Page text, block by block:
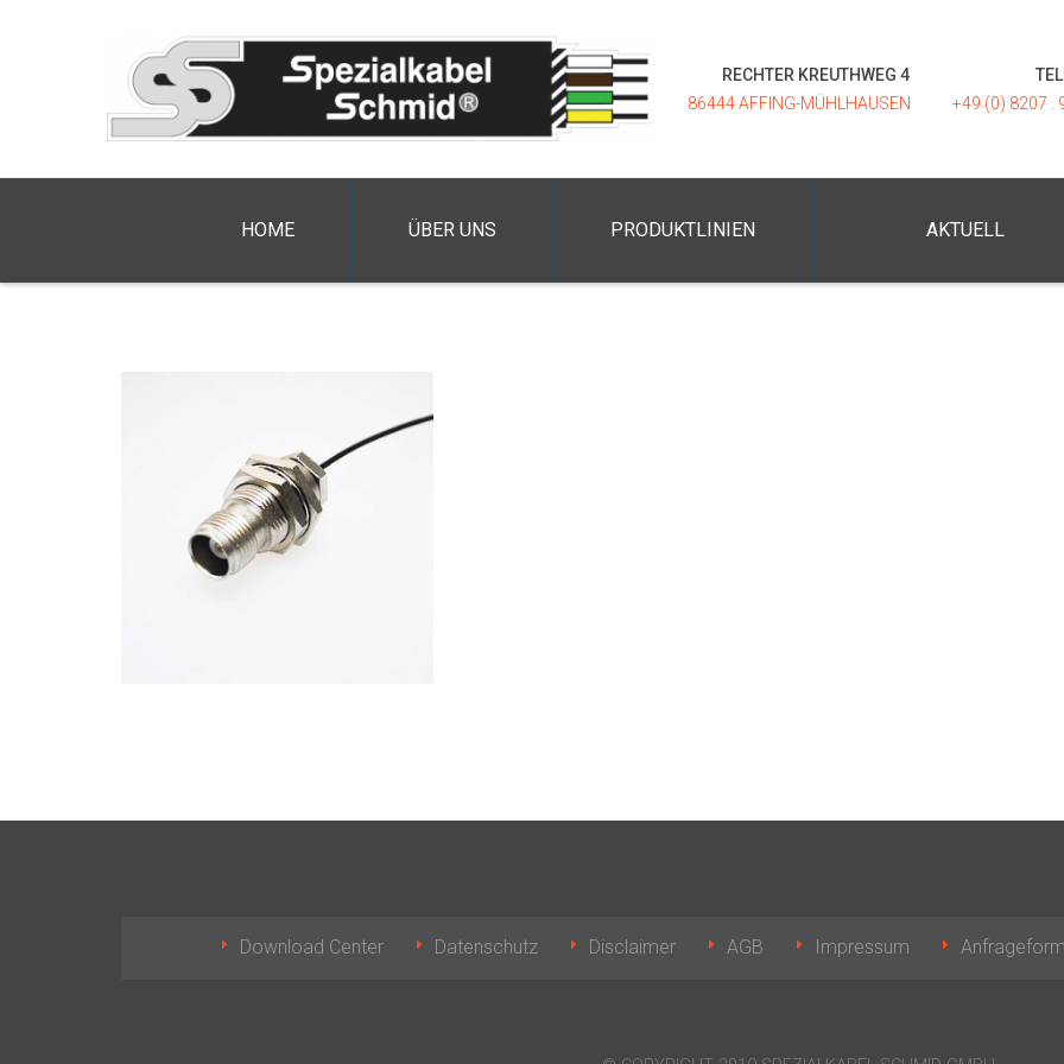
RECHTER KREUTHWEG 4
86444 AFFING-MÜHLHAUSEN
+49 (0) 8207 .
HOME ÜBER UNS PRODUKTLINIEN AKTUELL
Download Center Datenschutz Disclaimer AGB Impressum